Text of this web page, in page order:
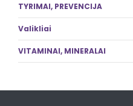
TYRIMAI, PREVENCIJA
Valikliai
VITAMINAI, MINERALAI